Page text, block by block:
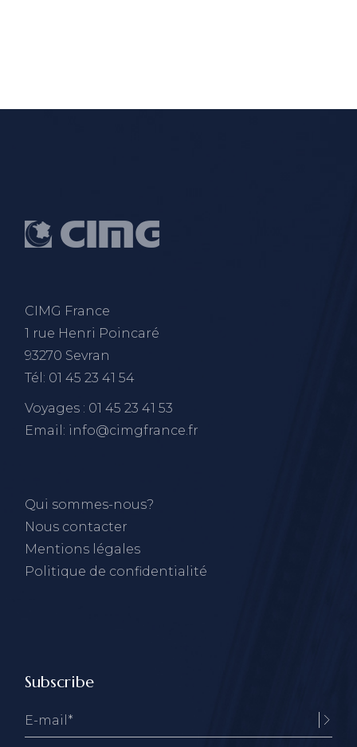
CIMG France
1 rue Henri Poincaré
93270 Sevran
Tél: 01 45 23 41 54
Voyages : 01 45 23 41 53
Email: info@cimgfrance.fr
Qui sommes-nous?
Nous contacter
Mentions légales
Politique de confidentialité
Subscribe